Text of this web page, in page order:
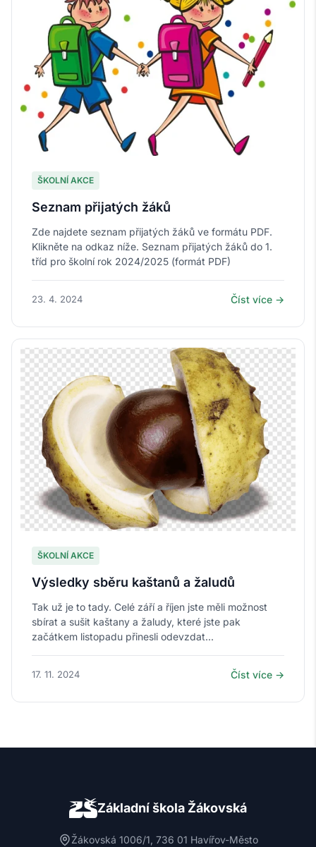
ŠKOLNÍ AKCE
Seznam přijatých žáků
Zde najdete seznam přijatých žáků ve formátu PDF.
Klikněte na odkaz níže. Seznam přijatých žáků do 1.
tříd pro školní rok 2024/2025 (formát PDF)
23. 4. 2024 Číst více →
ŠKOLNÍ AKCE
Výsledky sběru kaštanů a žaludů
Tak už je to tady. Celé září a říjen jste měli možnost
sbírat a sušit kaštany a žaludy, které jste pak
začátkem listopadu přinesli odevzdat...
17. 11. 2024 Číst více →
Základní škola Žákovská
Žákovská 1006/1, 736 01 Havířov-Město